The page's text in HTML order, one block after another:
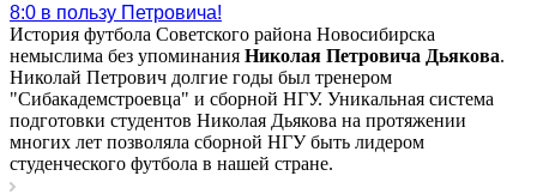
8:0 в пользу Петровича!
История футбола Советского района Новосибирска
немыслима без упоминания Николая Петровича Дьякова.
Николай Петрович долгие годы был тренером
"Сибакадемстроевца" и сборной НГУ. Уникальная система
подготовки студентов Николая Дьякова на протяжении
многих лет позволяла сборной НГУ быть лидером
студенческого футбола в нашей стране.